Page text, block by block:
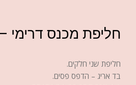
חליפת מכנס דרימי
חליפת שני חלקים.
בד אריג – הדפס פסים.